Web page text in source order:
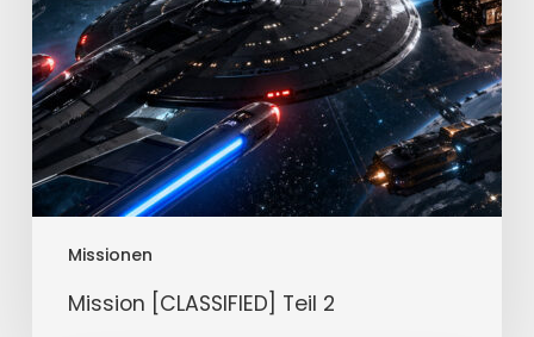
Missionen
Mission [CLASSIFIED] Teil 2